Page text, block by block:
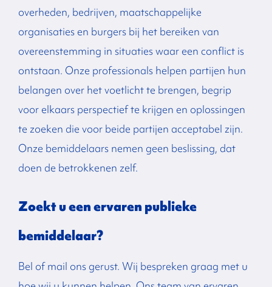
overheden, bedrijven, maatschappelijke
organisaties en burgers bij het bereiken van
overeenstemming in situaties waar een conflict is
ontstaan. Onze professionals helpen partijen hun
belangen over het voetlicht te brengen, begrip
voor elkaars perspectief te krijgen en oplossingen
te zoeken die voor beide partijen acceptabel zijn.
Onze bemiddelaars nemen geen beslissing, dat
doen de betrokkenen zelf.
Zoekt u een ervaren publieke
bemiddelaar?
Bel of mail ons gerust. Wij bespreken graag met u